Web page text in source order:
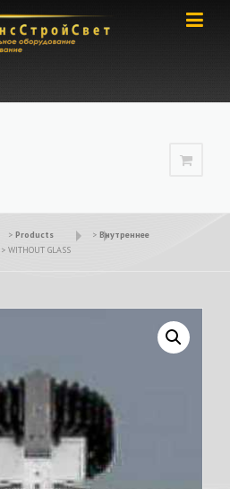
> Products > Внутреннее
> WITHOUT GLASS